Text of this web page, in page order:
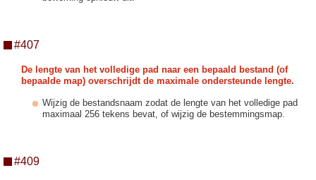
#407
De lengte van het volledige pad naar een bepaald bestand (of
bepaalde map) overschrijdt de maximale ondersteunde lengte.
Wijzig de bestandsnaam zodat de lengte van het volledige pad
maximaal 256 tekens bevat, of wijzig de bestemmingsmap.
#409